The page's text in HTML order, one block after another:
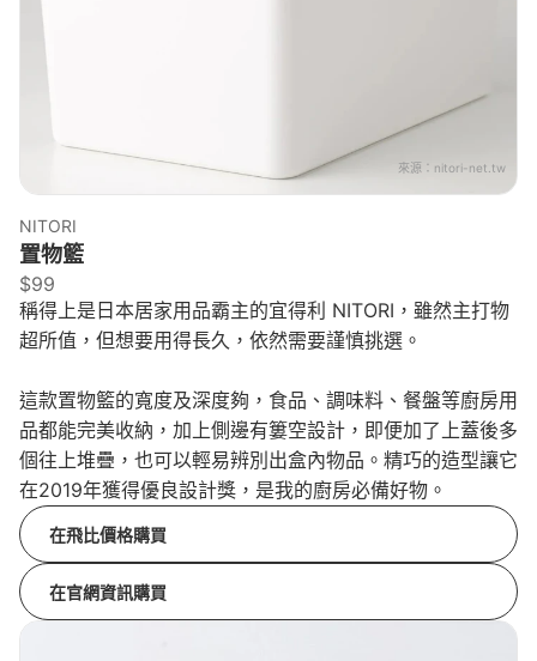
來源： nitori-net.tw
NITORI
置物籃
$99
稱得上是日本居家用品霸主的宜得利 NITORI，雖然主打物
超所值，但想要用得長久，依然需要謹慎挑選。
這款置物籃的寬度及深度夠，食品、調味料、餐盤等廚房用
品都能完美收納，加上側邊有簍空設計，即便加了上蓋後多
個往上堆疊，也可以輕易辨別出盒內物品。精巧的造型讓它
在2019年獲得優良設計獎，是我的廚房必備好物。
在飛比價格購買
在官網資訊購買